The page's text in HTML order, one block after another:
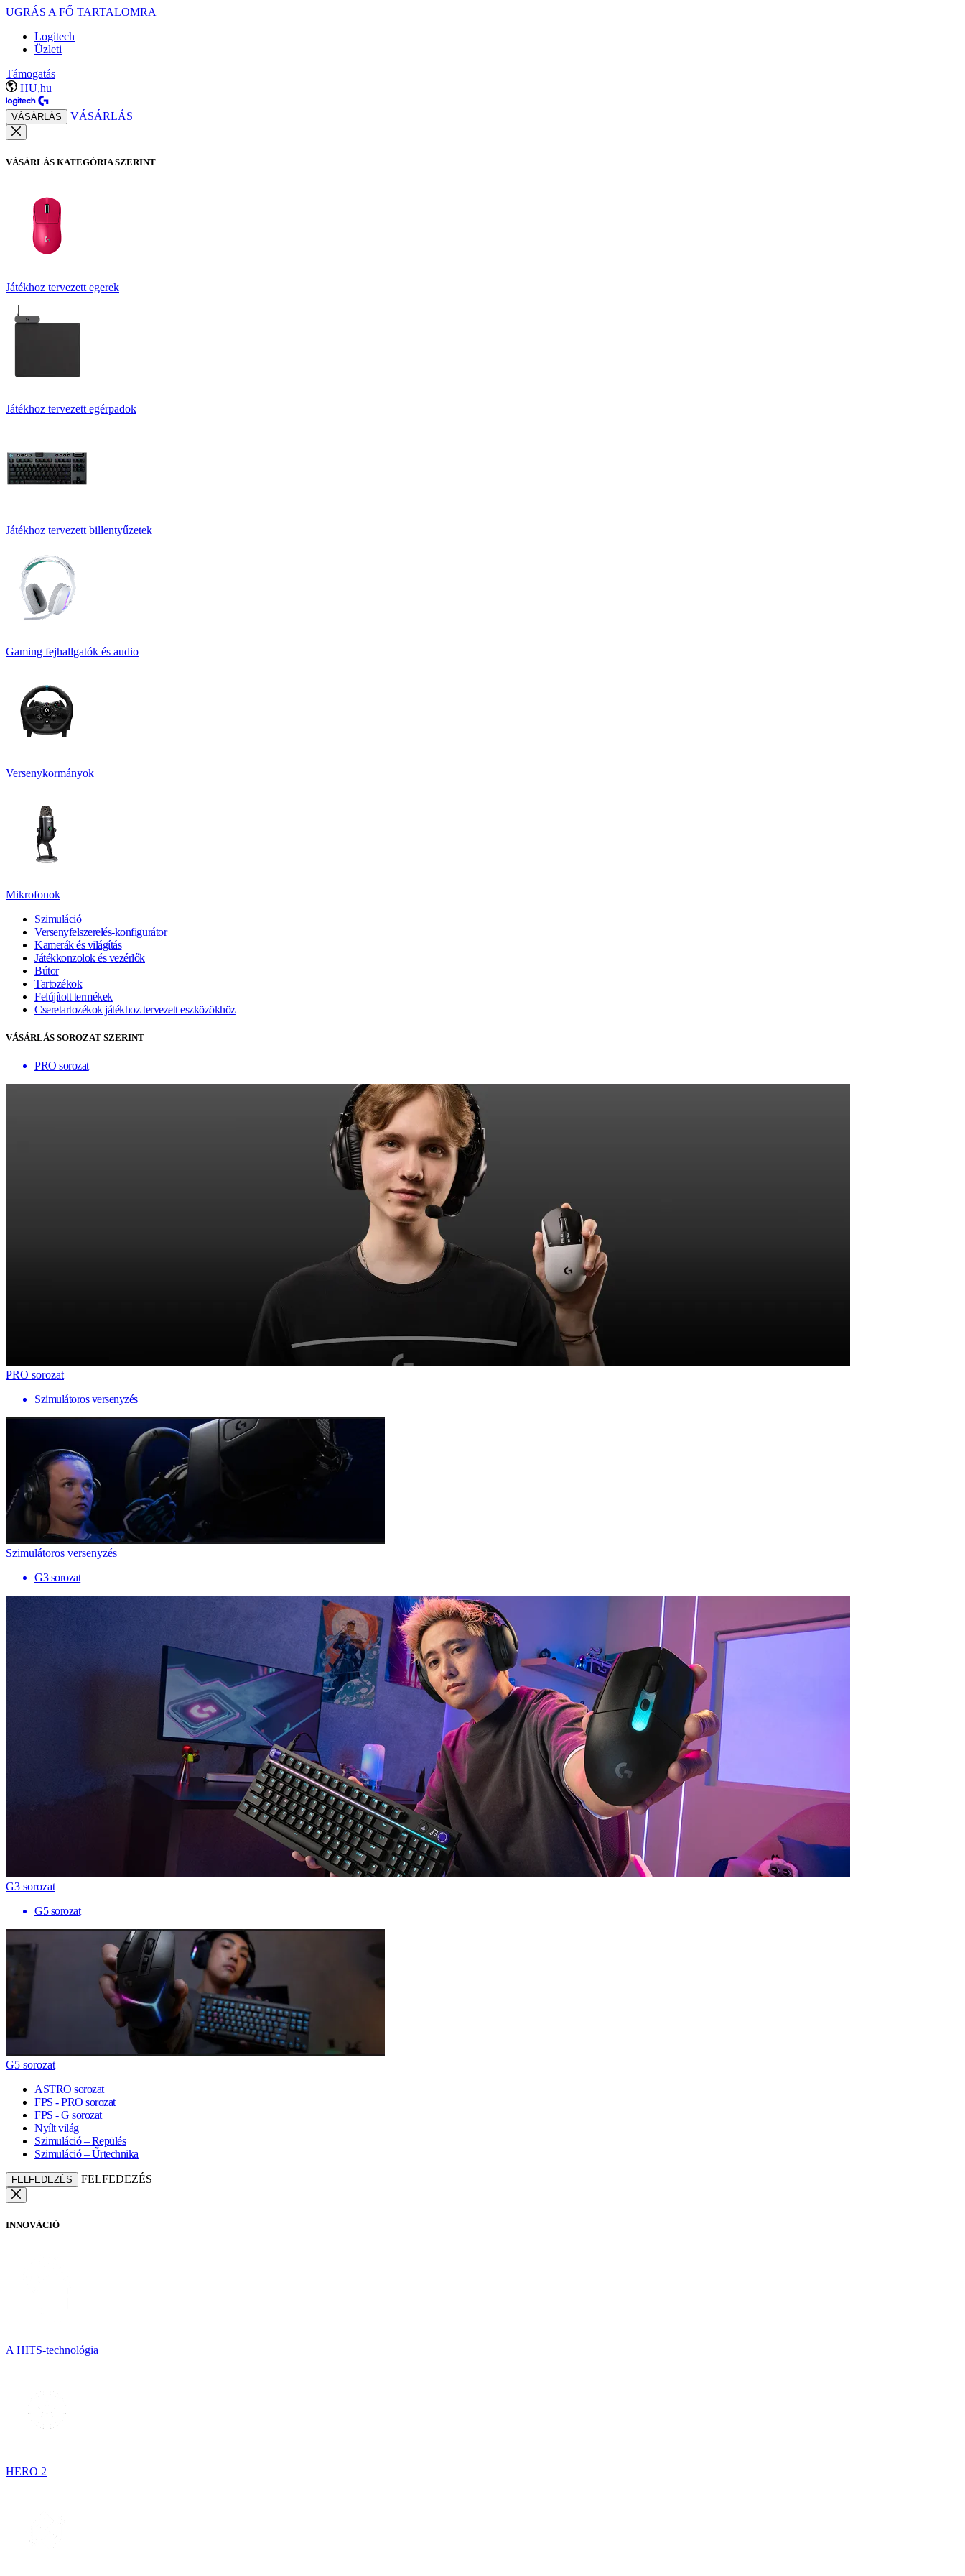
UGRÁS A FŐ TARTALOMRA
Logitech
Üzleti
Támogatás
HU,hu
VÁSÁRLÁS VÁSÁRLÁS
VÁSÁRLÁS KATEGÓRIA SZERINT
Játékhoz tervezett egerek
Játékhoz tervezett egérpadok
Játékhoz tervezett billentyűzetek
Gaming fejhallgatók és audio
Versenykormányok
Mikrofonok
Szimuláció
Versenyfelszerelés-konfigurátor
Kamerák és világítás
Játékkonzolok és vezérlők
Bútor
Tartozékok
Felújított termékek
Cseretartozékok játékhoz tervezett eszközökhöz
VÁSÁRLÁS SOROZAT SZERINT
PRO sorozat
PRO sorozat
Szimulátoros versenyzés
Szimulátoros versenyzés
G3 sorozat
G3 sorozat
G5 sorozat
G5 sorozat
ASTRO sorozat
FPS - PRO sorozat
FPS - G sorozat
Nyílt világ
Szimuláció – Repülés
Szimuláció – Űrtechnika
FELFEDEZÉS FELFEDEZÉS
INNOVÁCIÓ
A HITS-technológia
HERO 2